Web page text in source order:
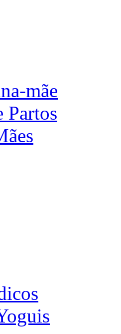
mãe
Partos